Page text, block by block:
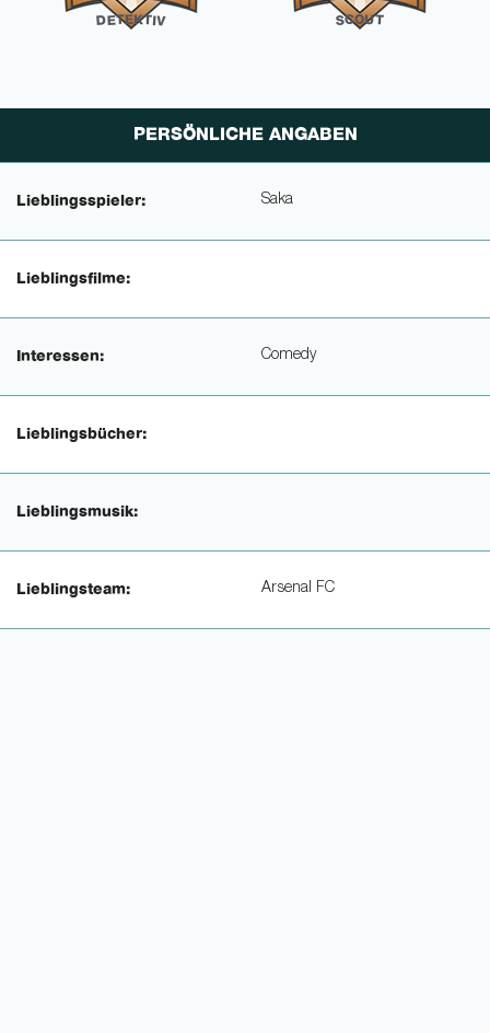
DETEKTIV SCOUT
PERSÖNLICHE ANGABEN
Lieblingsspieler: Saka
Lieblingsfilme:
Interessen: Comedy
Lieblingsbücher:
Lieblingsmusik:
Lieblingsteam: Arsenal FC